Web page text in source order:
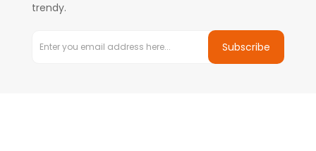
trendy.
Subscribe